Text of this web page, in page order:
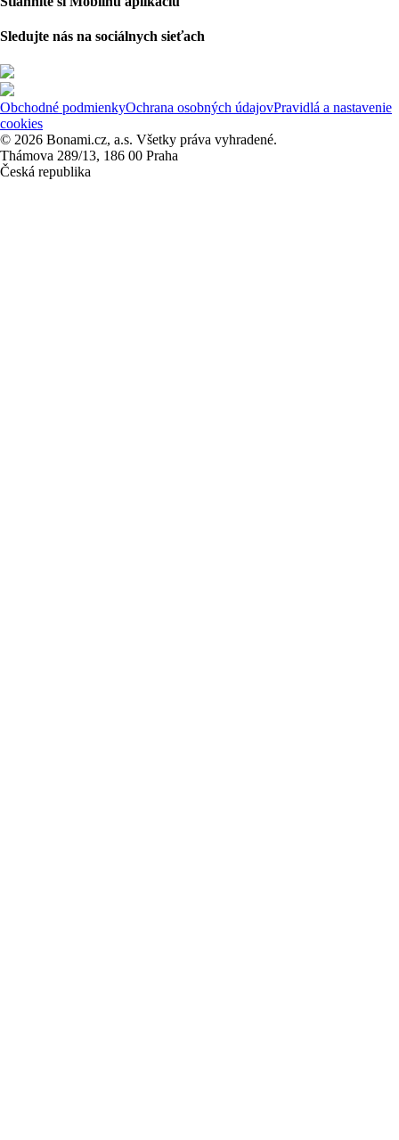
Sledujte nás na sociálnych sieťach
Obchodné podmienkyOchrana osobných údajovPravidlá a nastavenie
cookies
© 2026 Bonami.cz, a.s. Všetky práva vyhradené.
Thámova 289/13, 186 00 Praha
Česká republika